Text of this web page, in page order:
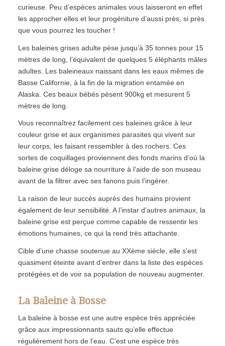
curieuse. Peu d’espèces animales vous laisseront en effet
les approcher elles et leur progéniture d’aussi près, si près
que vous pourrez les toucher !
Les baleines grises adulte pèse jusqu’à 35 tonnes pour 15
mètres de long, l’équivalent de quelques 5 éléphants mâles
adultes. Les baleineaux naissant dans les eaux mêmes de
Basse Californie, à la fin de la migration entamée en
Alaska. Ces beaux bébés pèsent 900kg et mesurent 5
mètres de long.
Vous reconnaîtrez facilement ces baleines grâce à leur
couleur grise et aux organismes parasites qui vivent sur
leur corps, les faisant ressembler à des rochers. Ces
sortes de coquillages proviennent des fonds marins d’où la
baleine grise déloge sa nourriture à l’aide de son museau
avant de la filtrer avec ses fanons puis l’ingérer.
La raison de leur succès auprès des humains provient
également de leur sensibilité. A l’instar d’autres animaux, la
baleine grise est perçue comme capable de ressentir les
émotions humaines, ce qui la rend très attachante.
Cible d’une chasse soutenue au XXème siècle, elle s’est
quasiment éteinte avant d’entrer dans la liste des espèces
protégées et de voir sa population de nouveau augmenter.
La Baleine à Bosse
La baleine à bosse est une autre espèce très appréciée
grâce aux impressionnants sauts qu’elle effectue
régulièrement hors de l’eau. C’est une espèce très